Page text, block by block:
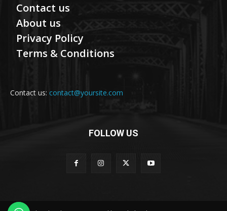
Contact us
About us
Privacy Policy
Terms & Conditions
Contact us: contact@yoursite.com
FOLLOW US